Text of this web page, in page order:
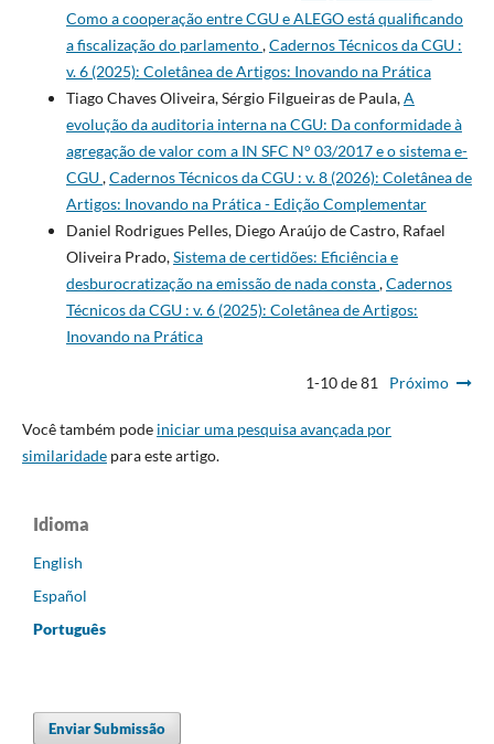
Como a cooperação entre CGU e ALEGO está qualificando
a fiscalização do parlamento,Cadernos Técnicos da CGU :
v. 6 (2025): Coletânea de Artigos: Inovando na Prática
Tiago Chaves Oliveira, Sérgio Filgueiras de Paula,A
evolução da auditoria interna na CGU: Da conformidade à
agregação de valor com a IN SFC N° 03/2017 e o sistema e-
CGU,Cadernos Técnicos da CGU : v. 8 (2026): Coletânea de
Artigos: Inovando na Prática - Edição Complementar
Daniel Rodrigues Pelles, Diego Araújo de Castro, Rafael
Oliveira Prado,Sistema de certidões: Eficiência e
desburocratização na emissão de nada consta,Cadernos
Técnicos da CGU : v. 6 (2025): Coletânea de Artigos:
Inovando na Prática
1-10 de 81 Próximo
Você também pode iniciar uma pesquisa avançada por
similaridadepara este artigo.
Idioma
English
Español
Português
Enviar Submissão